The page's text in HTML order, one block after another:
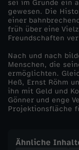
r
G
i
p
f
e
sei im Grunde ein
gewesen. Die
einer
früh über eine
Freundschaften
Nach und nach
Menschen, die
ermöglichten.
Heß, Ernst Röhm
ihn mit Geld und
Gönner und enge
Projektionsfläche
Ähnliche